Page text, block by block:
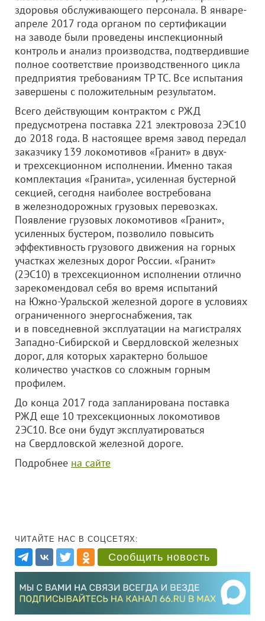
здоровья обслуживающего персонала. В январе-
апреле 2017 года органом по сертификации
на заводе были проведены инспекционный
контроль и анализ производства, подтвердившие
полное соответствие производственного цикла
предприятия требованиям ТР ТС. Все испытания
завершены с положительным результатом.
Всего действующим контрактом с РЖД
предусмотрена поставка 221 электровоза 2ЭС10
до 2018 года. В настоящее время завод передал
заказчику 139 локомотивов «Гранит» в двух-
и трехсекционном исполнении. Именно такая
комплектация «Гранита», усиленная бустерной
секцией, сегодня наиболее востребована
в железнодорожных грузовых перевозках.
Появление грузовых локомотивов «Гранит»,
усиленных бустером, позволило повысить
эффективность грузового движения на горных
участках железных дорог России. «Гранит»
(2ЭС10) в трехсекционном исполнении отлично
зарекомендовал себя во время испытаний
на Южно-Уральской железной дороге в условиях
ограниченного энергоснабжения, так
и в повседневной эксплуатации на магистралях
Западно-Сибирской и Свердловской железных
дорог, для которых характерно большое
количество участков со сложным горным
профилем.
До конца 2017 года запланирована поставка
РЖД еще 10 трехсекционных локомотивов
2ЭС10. Все они будут эксплуатироваться
на Свердловской железной дороге.
Подробнее на сайте
ЧИТАЙТЕ НАС В СОЦСЕТЯХ:
Сообщить новость